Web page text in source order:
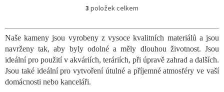
O
l
á
d
a
c
3 položek celkem
Naše kameny jsou vyrobeny z vysoce kvalitních materiálů a jsou
navrženy tak, aby byly odolné a měly dlouhou životnost. Jsou
ideální pro použití v akváriích, teráriích, při úpravě zahrad a dalších.
Jsou také ideální pro vytvoření útulné a příjemné atmosféry ve vaší
domácnosti nebo kanceláři.